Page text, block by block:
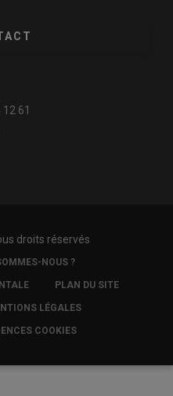
61
droits réservés
NOUS ?
PLAN DU SITE
LÉGALES
COOKIES